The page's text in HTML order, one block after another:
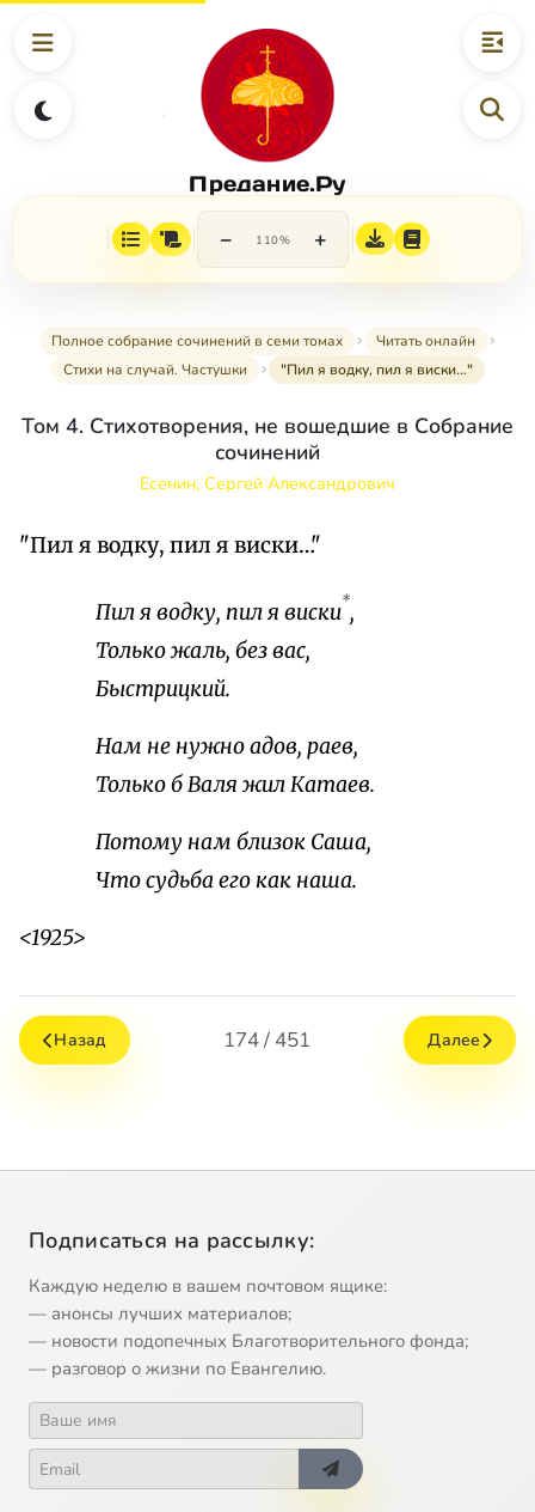
Предание.Ру
− 110% +
Полное собрание сочинений в семи томах
Читать онлайн
Стихи на случай. Частушки
"Пил я водку, пил я виски…"
Том 4. Стихотворения, не вошедшие в Собрание
сочинений
Есенин, Сергей Александрович
"Пил я водку, пил я виски…"
Пил я водку, пил я виски*,
Только жаль, без вас,
Быстрицкий.
Нам не нужно адов, раев,
Только б Валя жил Катаев.
Потому нам близок Саша,
Что судьба его как наша.
<1925>
Назад 174 / 451 Далее
Подписаться на рассылку:
Каждую неделю в вашем почтовом ящике:
— анонсы лучших материалов;
— новости подопечных Благотворительного фонда;
— разговор о жизни по Евангелию.